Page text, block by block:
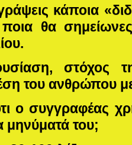
κάποια
θα
στόχος
του ανθρώπου
ο συγγραφέας
μηνύματά του;